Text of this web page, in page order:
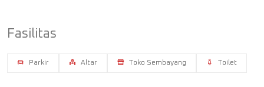
Fasilitas
Parkir Altar Toko Sembayang Toilet